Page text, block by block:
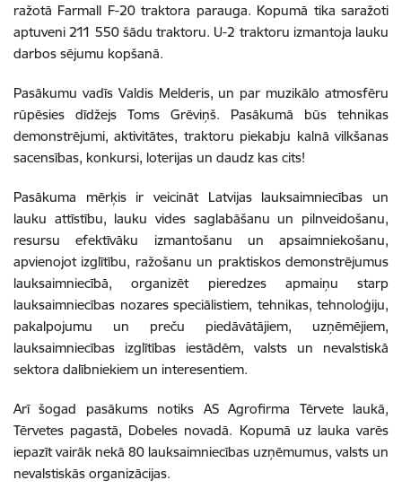
ražotā Farmall F-20 traktora parauga. Kopumā tika saražoti
aptuveni 211 550 šādu traktoru. U-2 traktoru izmantoja lauku
darbos sējumu kopšanā.
Pasākumu vadīs Valdis Melderis, un par muzikālo atmosfēru
rūpēsies dīdžejs Toms Grēviņš. Pasākumā būs tehnikas
demonstrējumi, aktivitātes, traktoru piekabju kalnā vilkšanas
sacensības, konkursi, loterijas un daudz kas cits!
Pasākuma mērķis ir veicināt Latvijas lauksaimniecības un
lauku attīstību, lauku vides saglabāšanu un pilnveidošanu,
resursu efektīvāku izmantošanu un apsaimniekošanu,
apvienojot izglītību, ražošanu un praktiskos demonstrējumus
lauksaimniecībā, organizēt pieredzes apmaiņu starp
lauksaimniecības nozares speciālistiem, tehnikas, tehnoloģiju,
pakalpojumu un preču piedāvātājiem, uzņēmējiem,
lauksaimniecības izglītības iestādēm, valsts un nevalstiskā
sektora dalībniekiem un interesentiem.
Arī šogad pasākums notiks AS Agrofirma Tērvete laukā,
Tērvetes pagastā, Dobeles novadā. Kopumā uz lauka varēs
iepazīt vairāk nekā 80 lauksaimniecības uzņēmumus, valsts un
nevalstiskās organizācijas.